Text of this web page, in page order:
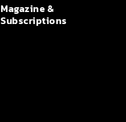
Magazine &
Subscriptions